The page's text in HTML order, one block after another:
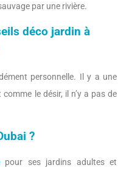
par une rivière.
déco jardin à
personnelle. Il y a une
le désir, il n’y a pas de
?
pour ses jardins adultes et